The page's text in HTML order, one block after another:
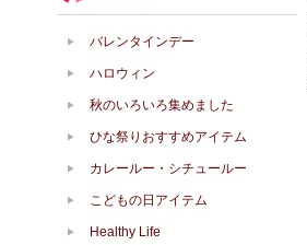
バレンタインデー
ハロウィン
秋のいろいろ集めました
ひな祭りおすすめアイテム
カレールー・シチュールー
こどもの日アイテム
Healthy Life